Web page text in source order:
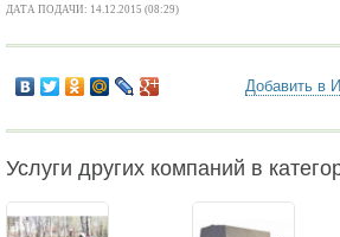
ДАТА ПОДАЧИ: 14.12.2015 (08:29)
Добавить в
Услуги других компаний в